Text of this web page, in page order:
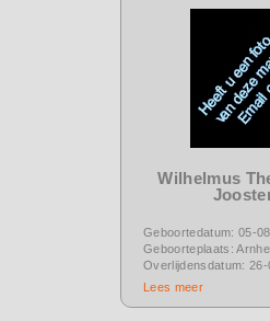
Wilhelmus
Geboortedatum: 05-
Geboorteplaats:
Overlijdensdatum: 26-
Lees meer